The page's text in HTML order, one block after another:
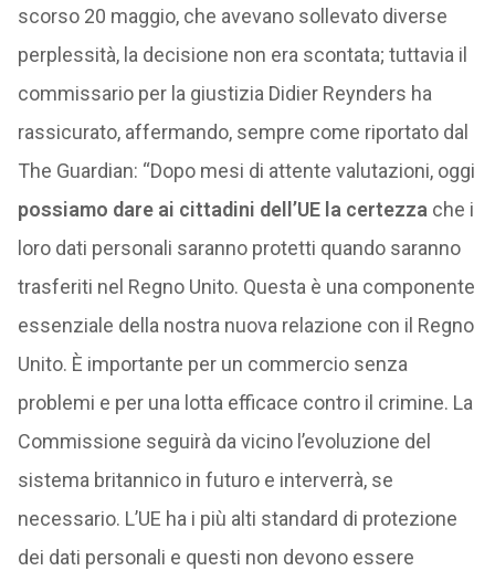
scorso 20 maggio, che avevano sollevato diverse
perplessità, la decisione non era scontata; tuttavia il
commissario per la giustizia Didier Reynders ha
rassicurato, affermando, sempre come riportato dal
The Guardian: “Dopo mesi di attente valutazioni, oggi
possiamo dare ai cittadini dell’UE la certezza che i
loro dati personali saranno protetti quando saranno
trasferiti nel Regno Unito. Questa è una componente
essenziale della nostra nuova relazione con il Regno
Unito. È importante per un commercio senza
problemi e per una lotta efficace contro il crimine. La
Commissione seguirà da vicino l’evoluzione del
sistema britannico in futuro e interverrà, se
necessario. L’UE ha i più alti standard di protezione
dei dati personali e questi non devono essere